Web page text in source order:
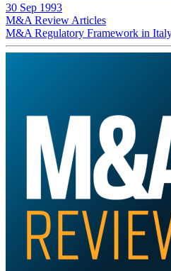
30 Sep 1993
M&A Review Articles
M&A Regulatory Framework in